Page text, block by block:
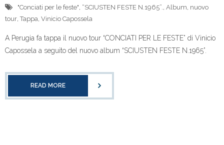
"Conciati per le feste", “SCIUSTEN FESTE N.1965”., Album, nuovo
tour,Tappa, Vinicio Capossela
A Perugia fa tappa il nuovo tour “CONCIATI PER LE FESTE” di Vinicio
Capossela a seguito del nuovo album “SCIUSTEN FESTE N.1965”.
READ MORE